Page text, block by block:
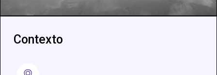
Contexto